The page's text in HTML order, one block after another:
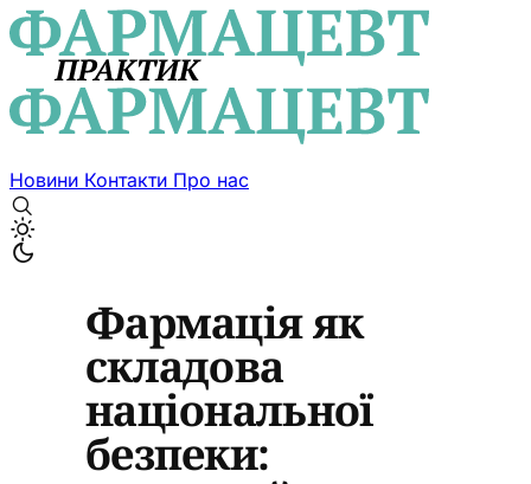
Новини Контакти Про нас
Фармація як
складова
національної
безпеки: